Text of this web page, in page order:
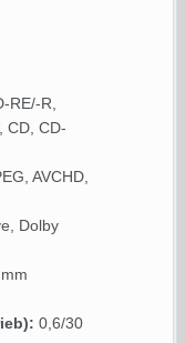
RE/-R,
CD, CD-
AVCHD,
Dolby
0,6/30